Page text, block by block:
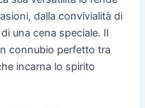
dalla convivialità di
una cena speciale. Il
connubio perfetto tra
incarna lo spirito